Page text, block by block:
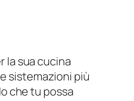
la sua cucina
sistemazioni più
che tu possa